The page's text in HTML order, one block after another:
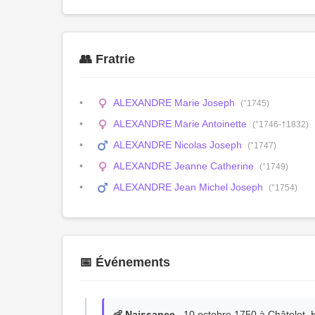
👥 Fratrie
ALEXANDRE Marie Joseph (°1745)
ALEXANDRE Marie Antoinette (°1746-†1832)
ALEXANDRE Nicolas Joseph (°1747)
ALEXANDRE Jeanne Catherine (°1749)
ALEXANDRE Jean Michel Joseph (°1754)
📅 Événements